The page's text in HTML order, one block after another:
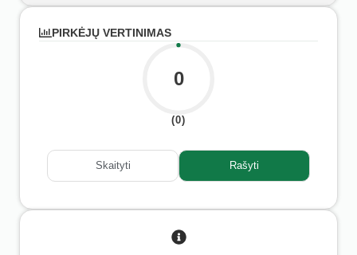
PIRKĖJŲ VERTINIMAS
0
(0)
Skaityti Rašyti